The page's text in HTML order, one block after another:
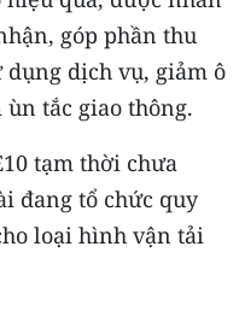
góp phần thu
dịch vụ, giảm ô
tắc giao thông.
tạm thời chưa
đang tổ chức quy
loại hình vận tải